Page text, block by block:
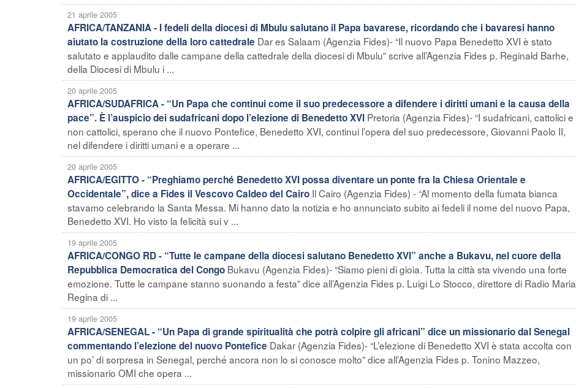
21 aprile 2005
AFRICA/TANZANIA - I fedeli della diocesi di Mbulu salutano il Papa bavarese, ricordando che i bavaresi hanno
aiutato la costruzione della loro cattedrale Dar es Salaam (Agenzia Fides)- “Il nuovo Papa Benedetto XVI è stato
salutato e applaudito dalle campane della cattedrale della diocesi di Mbulu” scrive all’Agenzia Fides p. Reginald Barhe,
della Diocesi di Mbulu i ...
20 aprile 2005
AFRICA/SUDAFRICA - “Un Papa che continui come il suo predecessore a difendere i diritti umani e la causa della
pace”. È l’auspicio dei sudafricani dopo l’elezione di Benedetto XVI Pretoria (Agenzia Fides)- “I sudafricani, cattolici e
non cattolici, sperano che il nuovo Pontefice, Benedetto XVI, continui l’opera del suo predecessore, Giovanni Paolo II,
nel difendere i diritti umani e a operare ...
20 aprile 2005
AFRICA/EGITTO - “Preghiamo perché Benedetto XVI possa diventare un ponte fra la Chiesa Orientale e
Occidentale”, dice a Fides il Vescovo Caldeo del Cairo Il Cairo (Agenzia Fides) - “Al momento della fumata bianca
stavamo celebrando la Santa Messa. Mi hanno dato la notizia e ho annunciato subito ai fedeli il nome del nuovo Papa,
Benedetto XVI. Ho visto la felicità sui v ...
19 aprile 2005
AFRICA/CONGO RD - “Tutte le campane della diocesi salutano Benedetto XVI” anche a Bukavu, nel cuore della
Repubblica Democratica del Congo Bukavu (Agenzia Fides)- “Siamo pieni di gioia. Tutta la città sta vivendo una forte
emozione. Tutte le campane stanno suonando a festa” dice all’Agenzia Fides p. Luigi Lo Stocco, direttore di Radio Maria
Regina di ...
19 aprile 2005
AFRICA/SENEGAL - “Un Papa di grande spiritualità che potrà colpire gli africani” dice un missionario dal Senegal
commentando l’elezione del nuovo Pontefice Dakar (Agenzia Fides)- “L’elezione di Benedetto XVI è stata accolta con
un po’ di sorpresa in Senegal, perché ancora non lo si conosce molto” dice all’Agenzia Fides p. Tonino Mazzeo,
missionario OMI che opera ...